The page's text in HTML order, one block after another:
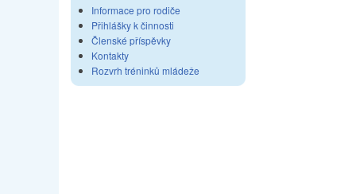
Informace pro rodiče
Přihlášky k činnosti
Členské příspěvky
Kontakty
Rozvrh tréninků mládeže